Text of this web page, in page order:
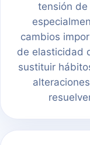
tensión de
cambios
de elasticidad
sustituir